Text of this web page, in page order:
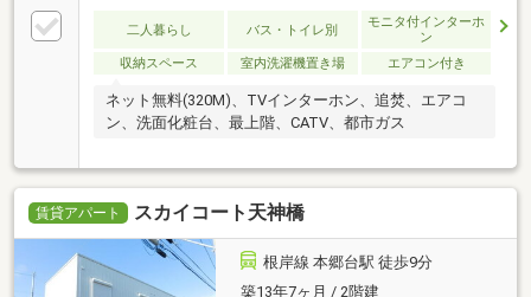
二人暮らし バス・トイレ別
モニタ付インターホ
ン
収納スペース
室内洗濯機置き場 エアコン付き
ネット無料(320M)、TVインターホン、追焚、エアコ
ン、洗面化粧台、最上階、CATV、都市ガス
賃貸アパート スカイコート天神橋
根岸線 本郷台駅 徒歩9分
築13年7ヶ月 / 2階建